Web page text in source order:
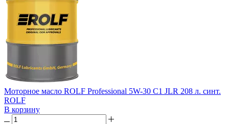
Моторное масло ROLF Professional 5W-30 C1 JLR 208 л. синт.
ROLF
В корзину